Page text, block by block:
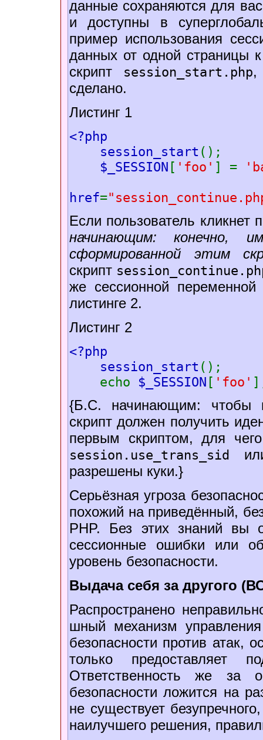
данные сохраняются для
и доступны в
пример использования
данных от одной страницы
скрипт session_start.php,
сделано.
Листинг 1
<?php
session_start ();
$_SESSION [ 'foo' ] =
href=
Если пользователь кликнет
начинающим: конечно,
сформированной этим
скрипт
же сессионной
листинге 2.
Листинг 2
<?php
session_start ();
echo $_SESSION [ 'foo'
{Б.С. начинающим: чтобы
скрипт должен получить
первым скриптом, для
session.use_trans_sid
разрешены куки.}
Серьёзная угроза
похожий на приведённый,
PHP. Без этих знаний вы
сессионные ошибки или
уровень безопасности.
Выдача себя за другого
Распространено
шный механизм
безопасности против атак,
только предоставляет
Ответственность же за
безопасности ложится на
не существует
наилучшего решения,